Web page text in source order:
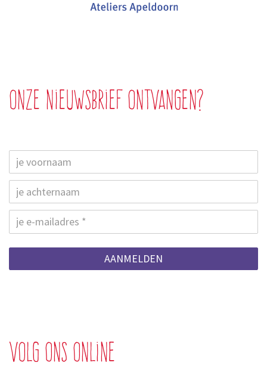
Onze nieuwsbrief ontvangen?
AANMELDEN
Volg ons online